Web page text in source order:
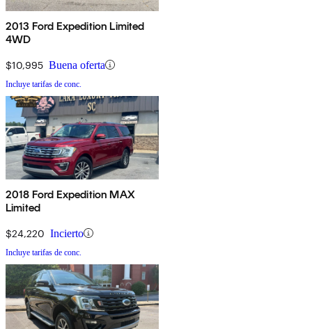
2013 Ford Expedition Limited
4WD
$10,995 Buena oferta
Incluye tarifas de conc.
2018 Ford Expedition MAX
Limited
$24,220 Incierto
Incluye tarifas de conc.